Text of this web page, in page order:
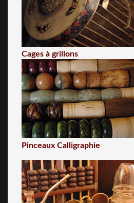
Cages à grillons
Pinceaux Calligraphie